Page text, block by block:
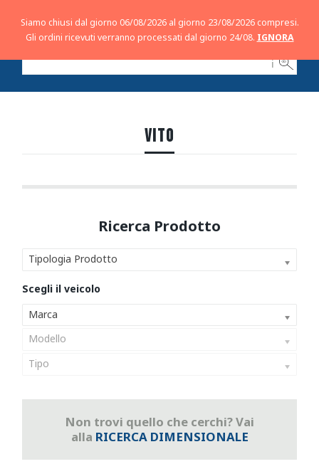
ℹ
VITO
Tipologia Prodotto
Marca
Modello
Tipo
Non trovi quello che cerchi? Vai
alla RICERCA DIMENSIONALE
Siamo chiusi dal giorno 06/08/2026 al giorno 23/08/2026 compresi.
Gli ordini ricevuti verranno processati dal giorno 24/08. IGNORA